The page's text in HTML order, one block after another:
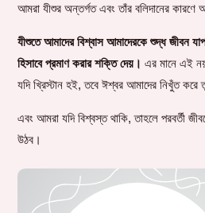
আমরা যীশুর অন্তর্গত এবং তাঁর বলিদানের কারণে
যীশুতে আমাদের বিশ্বাস আমাদেরকে শুদ্ধ জীবন
হিসাবে প্রমাণ করার শক্তি দেয়। এর মানে এই
যদি খ্রিস্টান হই, তবে ঈশ্বর আমাদের নিখুঁত করে
এবং আমরা যদি বিশ্বস্ত থাকি, তাহলে পরবর্তী
উঠব।